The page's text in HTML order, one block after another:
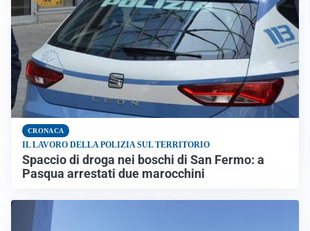
CRONACA
IL LAVORO DELLA POLIZIA SUL TERRITORIO
Spaccio di droga nei boschi di San Fermo: a
Pasqua arrestati due marocchini